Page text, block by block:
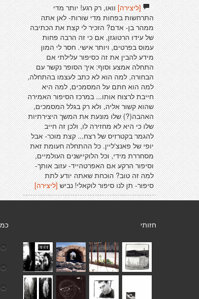
[ליצירה]וואו, רק רגע! יותר מדי
התרחשות בפחות מדי שורות- לאן אתה
ממהר בן- אדם? הזכיר לי קצת את הכתיבה
של עידו הרטוגזן, אם כי זה הרבה פחות
עמוס בפרטים, ויותר אישי. חסר לי המון
מידע להבין את זה כסיפור עלילתי אם
התחלה אמצע וסוף: איך הסופר נקשר עם
הבחורה, למה הוא לא כתב לעצמו בהתחלה,
למה הוא חתם על המסמכים, למה היא
חייבת לרצוח אותו... במרכז הסיפור האמירה
שהוא קשור אליה, ולא רק בגלל המסמכים,
האהבה(?) שלו מונעת את המשך היצירתיות
שלו כי היא לא מחזירה לו, ולכן זה חייב
להגמר בקטרזיס של רצח... קצת מוכר- אבל
יופי של פאנצ'ליין. כל ההתחלה חעומת זאת
מסחררת מידי, וכל הלוקיישנים העולמיים,
וסיפור הרקע אם האפרטהייד- עזוב אותך-
למה זה טוב? הוכחת שאתה יודע לתת
סיפור- תן לנו סיפור לוקאלי! נביש [ליצירה]
חזותי